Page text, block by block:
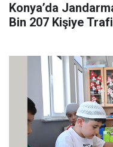
Konya’da
Bin 207 Kişiye